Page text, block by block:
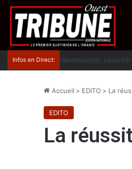
Infos en Direct: Lutte contre les
Accueil > EDITO > La
EDITO
La